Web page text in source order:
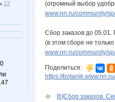
13
(огромный выбор
www.nn.ru/community/
Сбор заказов до 05.01.
(в этом сборе не
www.nn.ru/community/
Поделиться:
https://botanik.www.nn.ru/
[b]Сбор заказов.